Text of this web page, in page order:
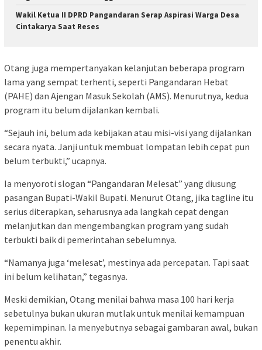
Wakil Ketua II DPRD Pangandaran Serap Aspirasi Warga Desa
Cintakarya Saat Reses
Otang juga mempertanyakan kelanjutan beberapa program
lama yang sempat terhenti, seperti Pangandaran Hebat
(PAHE) dan Ajengan Masuk Sekolah (AMS). Menurutnya, kedua
program itu belum dijalankan kembali.
“Sejauh ini, belum ada kebijakan atau misi-visi yang dijalankan
secara nyata. Janji untuk membuat lompatan lebih cepat pun
belum terbukti,” ucapnya.
Ia menyoroti slogan “Pangandaran Melesat” yang diusung
pasangan Bupati-Wakil Bupati. Menurut Otang, jika tagline itu
serius diterapkan, seharusnya ada langkah cepat dengan
melanjutkan dan mengembangkan program yang sudah
terbukti baik di pemerintahan sebelumnya.
“Namanya juga ‘melesat’, mestinya ada percepatan. Tapi saat
ini belum kelihatan,” tegasnya.
Meski demikian, Otang menilai bahwa masa 100 hari kerja
sebetulnya bukan ukuran mutlak untuk menilai kemampuan
kepemimpinan. Ia menyebutnya sebagai gambaran awal, bukan
penentu akhir.